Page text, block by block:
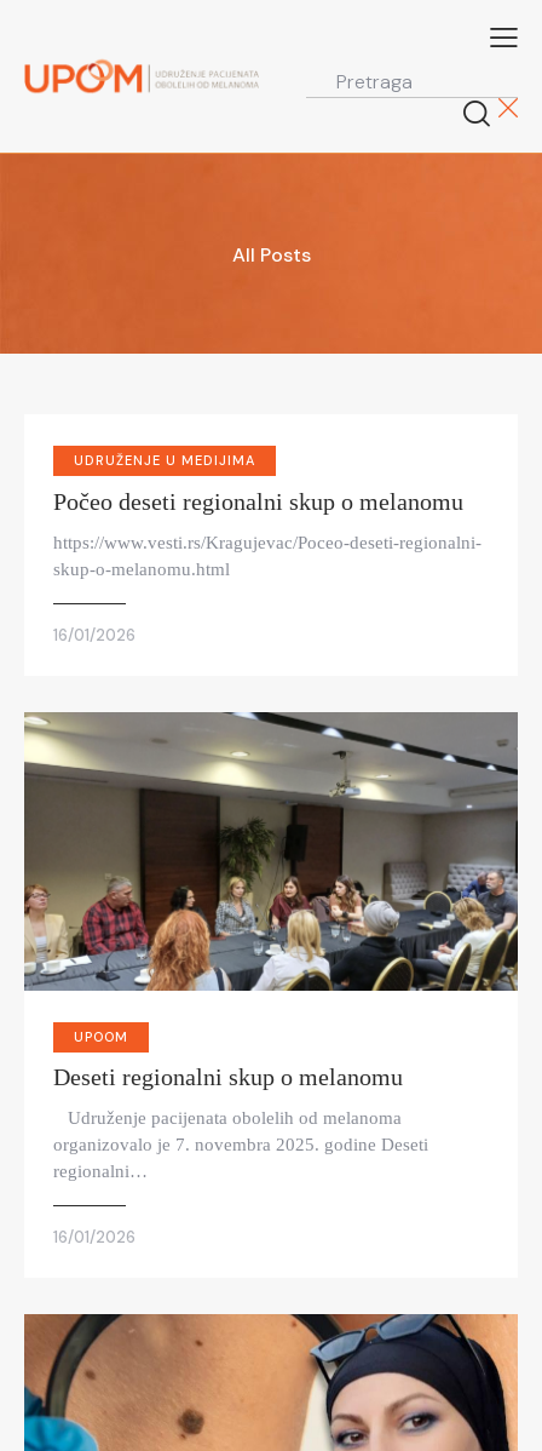
All Posts
UDRUŽENJE U MEDIJIMA
Počeo deseti regionalni skup o melanomu
https://www.vesti.rs/Kragujevac/Poceo-deseti-regionalni-
skup-o-melanomu.html
16/01/2026
UPOOM
Deseti regionalni skup o melanomu
Udruženje pacijenata obolelih od melanoma
organizovalo je 7. novembra 2025. godine Deseti
regionalni…
16/01/2026